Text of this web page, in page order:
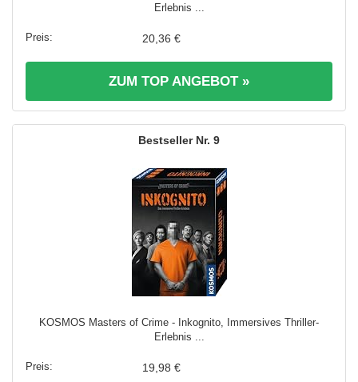
Erlebnis ...
20,36 €
ZUM TOP ANGEBOT »
9
KOSMOS Masters of Crime - Inkognito, Immersives Thriller-
Erlebnis ...
19,98 €